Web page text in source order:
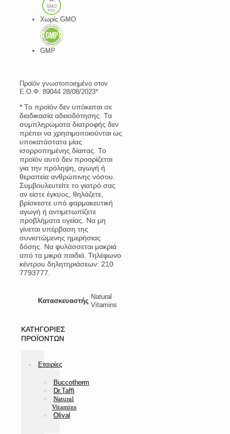
Χωρίς GMO
GMP
Προϊόν γνωστοποιημένο στον
Ε.Ο.Φ. 89044 28/08/2023*
* Το προϊόν δεν υπόκειται σε
διαδικασία αδειοδότησης. Τα
συμπληρώματα διατροφής δεν
πρέπει να χρησιμοποιούνται ως
υποκατάστατα μίας
ισορροπημένης δίαιτας. Το
προϊόν αυτό δεν προορίζεται
για την πρόληψη, αγωγή ή
θεραπεία ανθρώπινης νόσου.
Συμβουλευτείτε το γιατρό σας
αν είστε έγκυος, θηλάζετε,
βρίσκεστε υπό φαρμακευτική
αγωγή ή αντιμετωπίζετε
προβλήματα υγείας. Να μη
γίνεται υπέρβαση της
συνιστώμενης ημερήσιας
δόσης. Να φυλάσσεται μακριά
από τα μικρά παιδιά. Τηλέφωνο
κέντρου δηλητηριάσεων: 210
7793777.
Κατασκευαστής
Natural
Vitamins
ΚΑΤΗΓΟΡΊΕΣ
ΠΡΟΪΌΝΤΩΝ
Εταιρίες
Buccotherm
Dr.Taffi
Natural
Vitamins
Olival